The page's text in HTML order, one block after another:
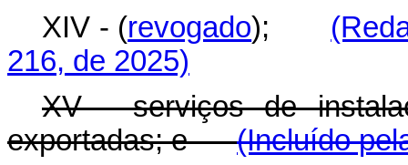
XIV - (revogado);
216, de 2025)
XV - serviços de
exportadas; e(Incluído